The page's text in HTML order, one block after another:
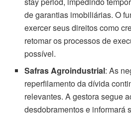
de garantias imobiliárias. O
exercer seus direitos como
retomar os processos de
possível.
Safras Agroindustrial: As
reperfilamento da dívida
relevantes. A gestora segue
desdobramentos e informará